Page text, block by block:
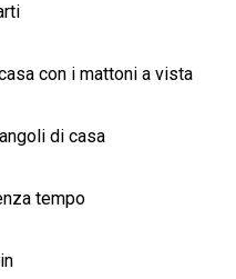
con i mattoni a vista
di casa
tempo